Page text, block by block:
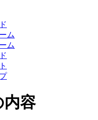
ム
ム
内容